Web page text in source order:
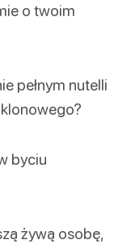
o twoim
pełnym nutelli
byciu
żywą osobę,